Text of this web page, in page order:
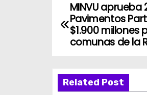
N
a
e
MINVU
Pavimentos
$1.900 millones
comunas de la
Related Post